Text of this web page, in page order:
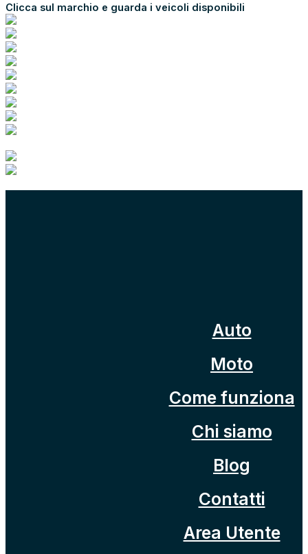
Clicca sul marchio e guarda i veicoli disponibili
Auto
Moto
Come funziona
Chi siamo
Blog
Contatti
Area Utente